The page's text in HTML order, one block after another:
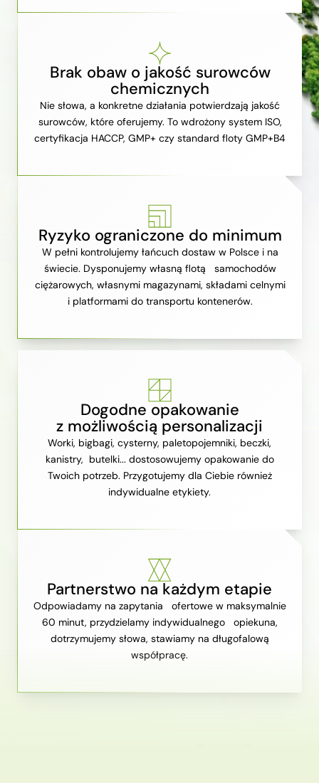
Brak obaw o jakość surowców
chemicznych
Nie słowa, a konkretne działania potwierdzają jakość
surowców, które oferujemy. To wdrożony system ISO,
certyfikacja HACCP, GMP+ czy standard floty GMP+B4
Ryzyko ograniczone do minimum
W pełni kontrolujemy łańcuch dostaw w Polsce i na
świecie. Dysponujemy własną flotą samochodów
ciężarowych, własnymi magazynami, składami celnymi
i platformami do transportu kontenerów.
Dogodne opakowanie
z możliwością personalizacji
Worki, bigbagi, cysterny, paletopojemniki, beczki,
kanistry, butelki... dostosowujemy opakowanie do
Twoich potrzeb. Przygotujemy dla Ciebie również
indywidualne etykiety.
Partnerstwo na każdym etapie
Odpowiadamy na zapytania ofertowe w maksymalnie
60 minut, przydzielamy indywidualnego opiekuna,
dotrzymujemy słowa, stawiamy na długofalową
współpracę.